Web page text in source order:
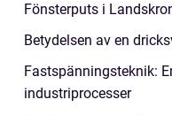
Fönsterputs i
Betydelsen av en
Fastspänningsteknik:
industriprocesser